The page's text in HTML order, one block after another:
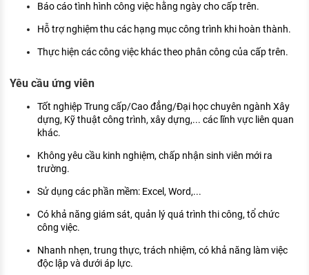
TUYỂN DỤNG VIỆC LÀM
Báo cáo tình hình công việc hằng ngày cho cấp trên.
Hỗ trợ nghiệm thu các hạng mục công trình khi hoàn thành.
Thực hiện các công việc khác theo phân công của cấp trên.
Yêu cầu ứng viên
Tốt nghiệp Trung cấp/Cao đẳng/Đại học chuyên ngành Xây
dựng, Kỹ thuật công trình, xây dựng,... các lĩnh vực liên quan
khác.
Không yêu cầu kinh nghiệm, chấp nhận sinh viên mới ra
trường.
Sử dụng các phần mềm: Excel, Word,...
Có khả năng giám sát, quản lý quá trình thi công, tổ chức
công việc.
Nhanh nhẹn, trung thực, trách nhiệm, có khả năng làm việc
độc lập và dưới áp lực.